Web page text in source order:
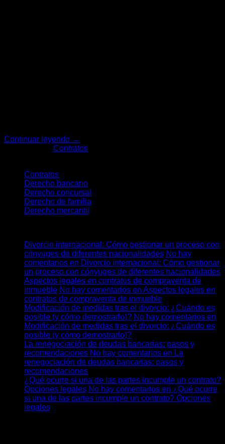
Continuar leyendo →
Contratos
Contratos
Derecho bancario
Derecho concursal
Derecho de familia
Derecho mercantil
Divorcio internacional: Cómo gestionar un proceso con
cónyuges de diferentes nacionalidades No hay
comentarios en Divorcio internacional: Cómo gestionar
un proceso con cónyuges de diferentes nacionalidades
Aspectos legales en contratos de compraventa de
inmueble No hay comentarios en Aspectos legales en
contratos de compraventa de inmueble
Modificación de medidas tras el divorcio: ¿Cuándo es
posible (y cómo demostrarlo)? No hay comentarios en
Modificación de medidas tras el divorcio: ¿Cuándo es
posible (y cómo demostrarlo)?
La renegociación de deudas bancarias: pasos y
recomendaciones No hay comentarios en La
renegociación de deudas bancarias: pasos y
recomendaciones
¿Qué ocurre si una de las partes incumple un contrato?
Opciones legales No hay comentarios en ¿Qué ocurre
si una de las partes incumple un contrato? Opciones
legales